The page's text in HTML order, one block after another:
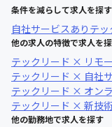
条件を減らして求人を探す
自社サービスあり テッ
他の求人の特徴で求人を
テックリード × リモ
テックリード × 自社
テックリード × オン
テックリード × 新技
他の勤務地で求人を探す